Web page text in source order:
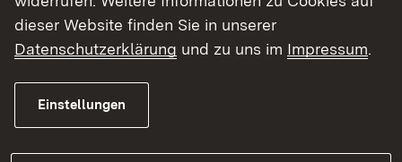
dieser Website finden Sie in unserer
Datenschutzerklärung und zu uns im Impressum.
Einstellungen